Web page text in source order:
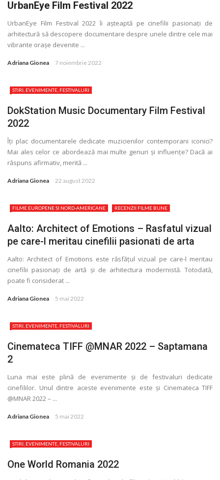
UrbanEye Film Festival 2022
UrbanEye Film Festival 2022 îi așteaptă pe cinefilii pasionaţi de
arhitectură să descopere documentare despre unele dintre cele mai
vibrante orașe devenite ...
Adriana Gionea 7 noiembrie 2022
STIRI, EVENIMENTE, FESTIVALURI
DokStation Music Documentary Film Festival
2022
Îţi plac documentarele dedicate muzicienilor contemporani iconici?
Mai ales celor ce abordează mai multe genuri și influenţe? Dacă ai
răspuns afirmativ, merită ...
Adriana Gionea 22 august 2022
FILME EUROPENE SI NORD-AMERICANE RECENZII FILME BUNE
Aalto: Architect of Emotions – Rasfatul vizual
pe care-l meritau cinefilii pasionati de arta
Aalto: Architect of Emotions este răsfăţul vizual pe care-l meritau
cinefilii pasionaţi de artă și de arhitectura modernistă. Totodată,
poate fi considerat ...
Adriana Gionea 5 mai 2022
STIRI, EVENIMENTE, FESTIVALURI
Cinemateca TIFF @MNAR 2022 – Saptamana
2
Luna mai este plină de evenimente și de festivaluri dedicate
cinefililor. Unul dintre aceste evenimente este și Cinemateca TIFF
@MNAR 2022 – ...
Adriana Gionea 5 mai 2022
STIRI, EVENIMENTE, FESTIVALURI
One World Romania 2022